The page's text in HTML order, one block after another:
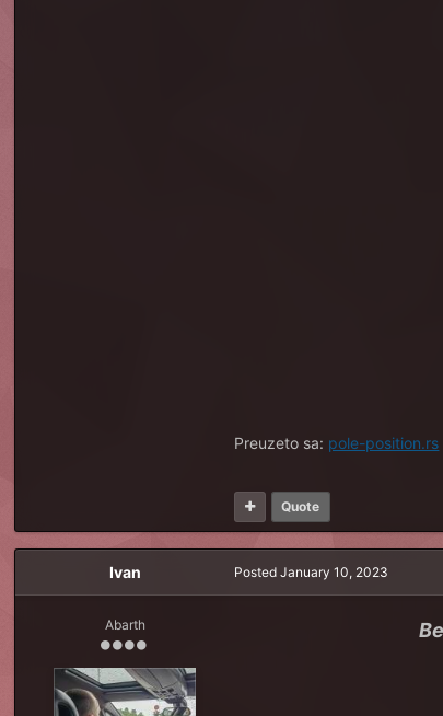
Preuzeto sa: pole-position.rs
Quote
Ivan
Abarth
PostedJanuary 10, 2023